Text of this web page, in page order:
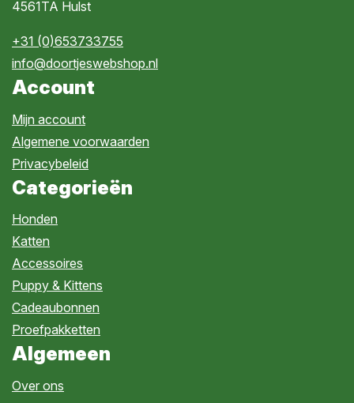
4561TA Hulst
+31 (0)653733755
info@doortjeswebshop.nl
Account
Mijn account
Algemene voorwaarden
Privacybeleid
Categorieën
Honden
Katten
Accessoires
Puppy & Kittens
Cadeaubonnen
Proefpakketten
Algemeen
Over ons